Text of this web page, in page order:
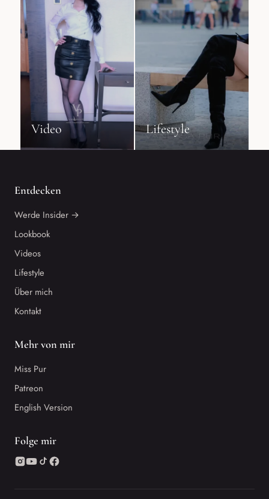
Video Lifestyle
Entdecken
Werde Insider →
Lookbook
Videos
Lifestyle
Über mich
Kontakt
Mehr von mir
Miss Pur
Patreon
English Version
Folge mir